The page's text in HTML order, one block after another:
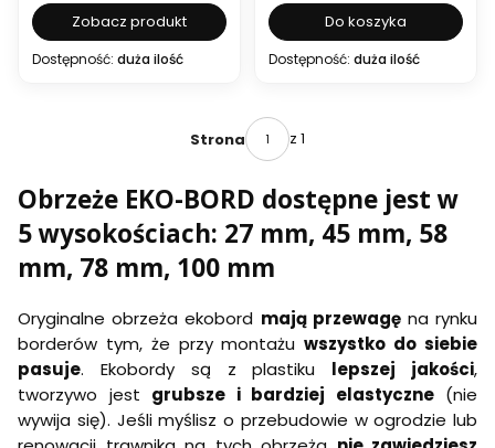
Zobacz produkt
Dostępność: duża ilość
Do koszyka
Dostępność: duża ilość
Strona z 1
Obrzeże EKO-BORD dostępne jest w
5 wysokościach: 27 mm, 45 mm, 58
mm, 78 mm, 100 mm
Oryginalne obrzeża ekobord mają przewagęna rynku
borderów tym, że przy montażuwszystko do siebie
pasuje. Ekobordy są z plastiku lepszej jakości,
tworzywo jest grubsze i bardziej elastyczne(nie
wywija się). Jeśli myślisz o przebudowie w ogrodzie lub